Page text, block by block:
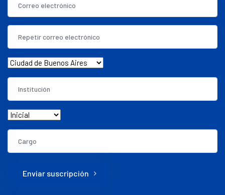
Enviar suscripción